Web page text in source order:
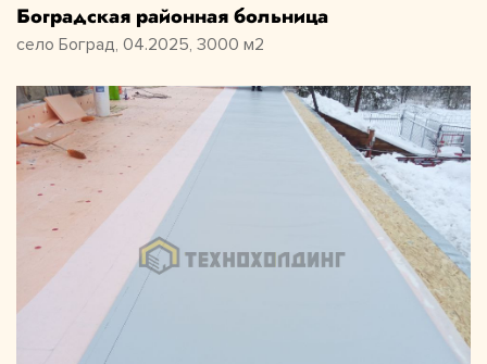
Боградская районная больница
село Боград, 04.2025, 3000 м2